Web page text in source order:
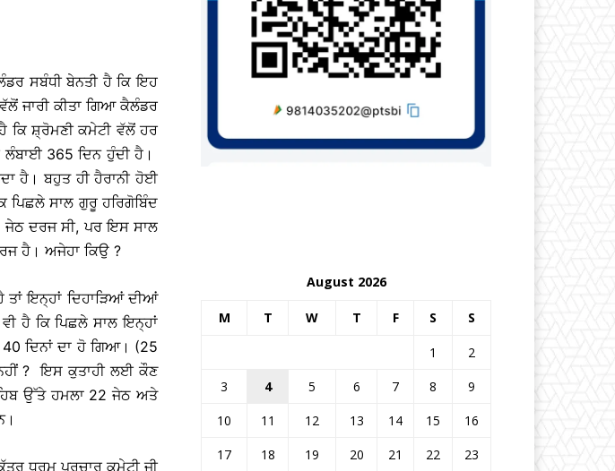
ਸਬੰਧੀ ਬੇਨਤੀ ਹੈ ਕਿ ਇਹ
ਜਾਰੀ ਕੀਤਾ ਗਿਆ ਕੈਲੰਡਰ
ਸ਼੍ਰੋਮਣੀ ਕਮੇਟੀ ਵੱਲੋਂ ਹਰ
ਲੰਬਾਈ 365 ਦਿਨ ਹੁੰਦੀ ਹੈ।
ਹੈ। ਬਹੁਤ ਹੀ ਹੈਰਾਨੀ ਹੋਈ
ਸਾਲ ਗੁਰੂ ਹਰਿਗੋਬਿੰਦ
ਜੇਠ ਦਰਜ ਸੀ, ਪਰ ਇਸ ਸਾਲ
ਹੈ। ਅਜੇਹਾ ਕਿਉ ?
ਤਾਂ ਇਨ੍ਹਾਂ ਦਿਹਾੜਿਆਂ ਦੀਆਂ
ਹੈ ਕਿ ਪਿਛਲੇ ਸਾਲ ਇਨ੍ਹਾਂ
ਦਿਨਾਂ ਦਾ ਹੋ ਗਿਆ। (25
? ਇਸ ਕੁਤਾਹੀ ਲਈ ਕੌਣ
ਉੱਤੇ ਹਮਲਾ 22 ਜੇਠ ਅਤੇ
ਧਰਮ ਪ੍ਰਚਾਰ ਕਮੇਟੀ ਜੀ
August 2026
M T W T F S S
1
2
3
4 5 6 7 8
9
10
11 12 13 14 15
16
17
18 19 20 21 22
23